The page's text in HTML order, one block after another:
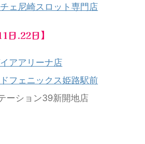
ェ尼崎スロット専門店
日.22日】
アアリーナ店
フェニックス姫路駅前
ーション39新開地店